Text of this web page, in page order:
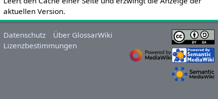
aktuellen Version.
Datenschutz
Über GlossarWiki
Lizenzbestimmungen